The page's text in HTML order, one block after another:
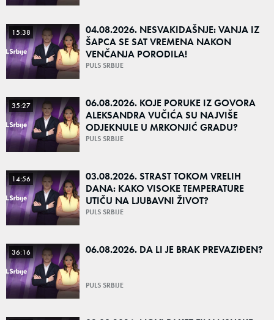
15:38
04.08.2026. NESVAKIDAŠNJE: VANJA IZ
ŠAPCA SE SAT VREMENA NAKON
VENČANJA PORODILA!
PULS SRBIJE
35:27
06.08.2026. KOJE PORUKE IZ GOVORA
ALEKSANDRA VUČIĆA SU NAJVIŠE
ODJEKNULE U MRKONJIĆ GRADU?
PULS SRBIJE
14:56
03.08.2026. STRAST TOKOM VRELIH
DANA: KAKO VISOKE TEMPERATURE
UTIČU NA LJUBAVNI ŽIVOT?
PULS SRBIJE
36:16 06.08.2026. DA LI JE BRAK PREVAZIĐEN?
PULS SRBIJE